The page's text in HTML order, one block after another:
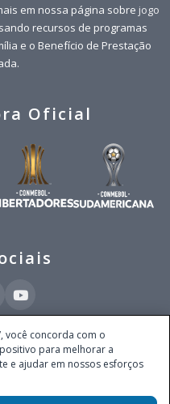
em nossa página sobre jogo
recursos de programas
e o Benefício de Prestação
Oficial
(CNPJ 52.868.380/0001-84), com
nº 4.055, 3º andar, Itaim Bibi, no
CEP 04538-133, Brasil - empresa
em todo território nacional pela
você concorda com o
para melhorar a
e ajudar em nossos esforços